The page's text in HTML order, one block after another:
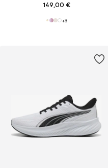
149,00 €
+3